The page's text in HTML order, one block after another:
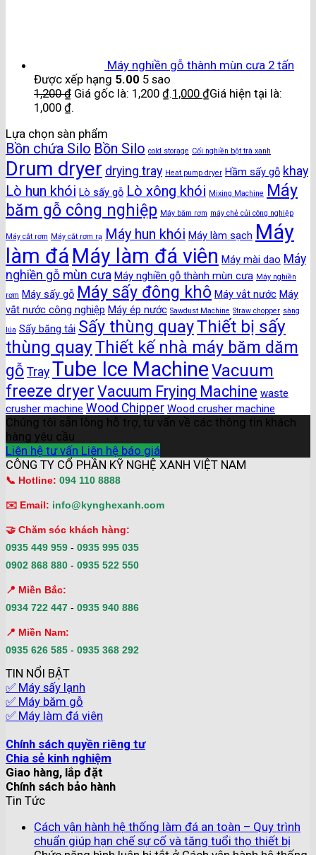
Máy nghiền gỗ thành mùn cưa 2 tấn
Được xếp hạng 5.00 5 sao
1,200₫ Giá gốc là: 1,200 ₫.1,000 ₫Giá hiện tại là:
1,000 ₫.
Lựa chọn sàn phẩm
Bồn chứa Silo Bồn Silo cold storage Cối nghiền bột trà xanh
Drum dryer drying tray Heat pump dryer Hầm sấy gỗ khay
Lò hun khói Lò sấy gỗ Lò xông khói Mixing Machine Máy
băm gỗ công nghiệp Máy băm rơm máy chẻ củi công nghiệp
Máy cắt rơm Máy cắt rơm rạ Máy hun khói Máy làm sạch Máy
làm đá Máy làm đá viên Máy mài dao Máy
nghiền gỗ mùn cưa Máy nghiền gỗ thành mùn cưa Máy nghiền
rơm Máy sấy gỗ Máy sấy đông khô Máy vắt nước Máy
vắt nước công nghiệp Máy ép nước Sawdust Machine Straw chopper sàng
lúa Sấy băng tải Sấy thùng quayThiết bị sấy
thùng quayThiết kế nhà máy băm dăm
gỗ Tray Tube Ice MachineVacuum
freeze dryer Vacuum Frying Machine waste
crusher machine Wood Chipper Wood crusher machine
Chúng tôi sẵn lòng hỗ trợ, tư vấn về các thông tin khách
hàng yêu cầu
Liên hệ tư vấn Liên hệ báo giá
CÔNG TY CỔ PHẦN KỸ NGHỆ XANH VIỆT NAM
📞 Hotline: 094 110 8888
✉️ Email: info@kynghexanh.com
🤝 Chăm sóc khách hàng:
0935 449 959 - 0935 995 035
0902 868 880 - 0935 522 550
📍 Miền Bắc:
0934 722 447 - 0935 940 886
📍 Miền Nam:
0935 626 585 - 0935 368 292
TIN NỔI BẬT
✅ Máy sấy lạnh
✅ Máy băm gỗ
✅ Máy làm đá viên
Chính sách quyền riêng tư
Chia sẻ kinh nghiệm
Giao hàng, lắp đặt
Chính sách bảo hành
Tin Tức
Cách vận hành hệ thống làm đá an toàn – Quy trình
chuẩn giúp hạn chế sự cố và tăng tuổi thọ thiết bị